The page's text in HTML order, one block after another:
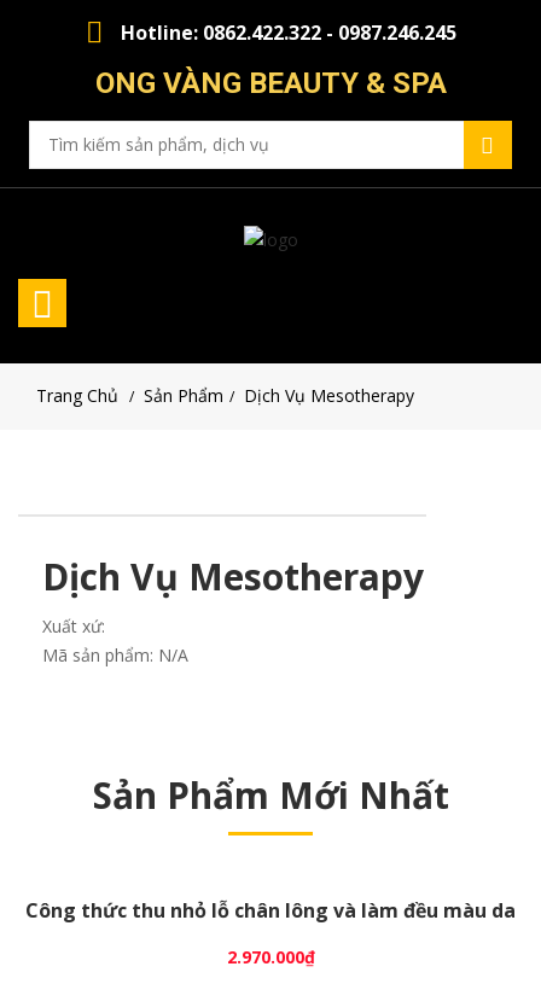
Hotline: 0862.422.322 - 0987.246.245
ONG VÀNG BEAUTY & SPA
Trang Chủ / Sản Phẩm / Dịch Vụ Mesotherapy
Dịch Vụ Mesotherapy
Xuất xứ:
Mã sản phẩm: N/A
Sản Phẩm Mới Nhất
Công thức thu nhỏ lỗ chân lông và làm đều màu da
2.970.000₫